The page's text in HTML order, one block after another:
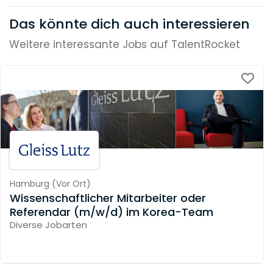
Das könnte dich auch interessieren
Weitere interessante Jobs auf TalentRocket
Hamburg (Vor Ort)
Wissenschaftlicher Mitarbeiter oder
Referendar (m/w/d) im Korea-Team
Diverse Jobarten